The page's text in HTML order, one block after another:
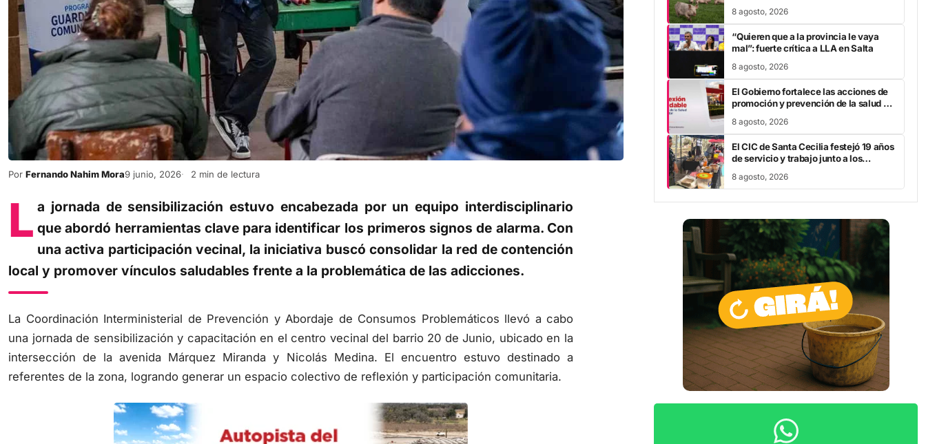
Por Fernando Nahim Mora9 junio, 2026 2 min de lectura
L a jornada de sensibilización estuvo encabezada por un equipo interdisciplinario
que abordó herramientas clave para identificar los primeros signos de alarma. Con
una activa participación vecinal, la iniciativa buscó consolidar la red de contención
local y promover vínculos saludables frente a la problemática de las adicciones.
La Coordinación Interministerial de Prevención y Abordaje de Consumos Problemáticos llevó a cabo
una jornada de sensibilización y capacitación en el centro vecinal del barrio 20 de Junio, ubicado en la
intersección de la avenida Márquez Miranda y Nicolás Medina. El encuentro estuvo destinado a
referentes de la zona, logrando generar un espacio colectivo de reflexión y participación comunitaria.
8 agosto, 2026
“Quieren que a la provincia le vaya
mal”: fuerte crítica a LLA en Salta
8 agosto, 2026
El Gobierno fortalece las acciones de
promoción y prevención de la salud en
8 agosto, 2026
El CIC de Santa Cecilia festejó 19 años
de servicio y trabajo junto a los
8 agosto, 2026